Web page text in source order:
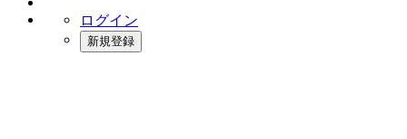
ログイン
新規登録